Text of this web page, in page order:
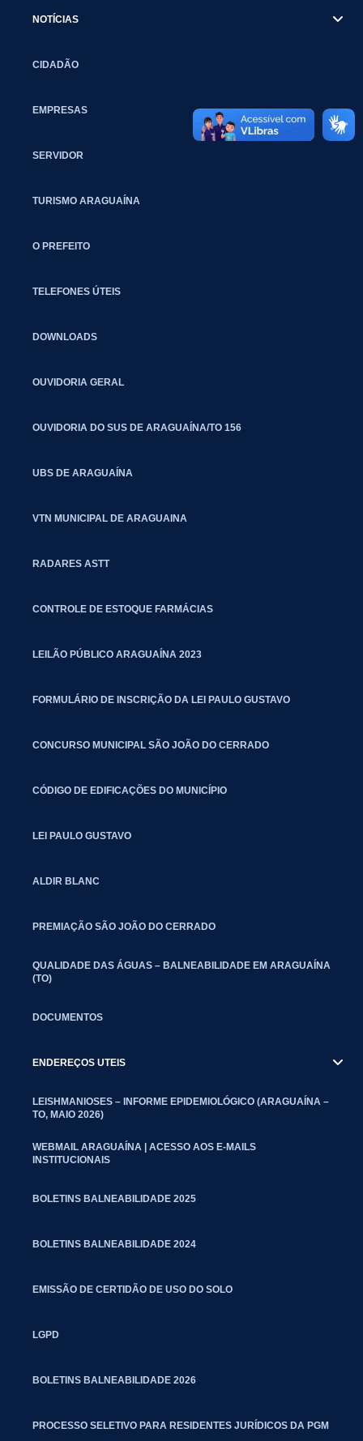
NOTÍCIAS
CIDADÃO
EMPRESAS
SERVIDOR
TURISMO ARAGUAÍNA
O PREFEITO
TELEFONES ÚTEIS
DOWNLOADS
OUVIDORIA GERAL
OUVIDORIA DO SUS DE ARAGUAÍNA/TO 156
UBS DE ARAGUAÍNA
VTN MUNICIPAL DE ARAGUAINA
RADARES ASTT
CONTROLE DE ESTOQUE FARMÁCIAS
LEILÃO PÚBLICO ARAGUAÍNA 2023
FORMULÁRIO DE INSCRIÇÃO DA LEI PAULO GUSTAVO
CONCURSO MUNICIPAL SÃO JOÃO DO CERRADO
CÓDIGO DE EDIFICAÇÕES DO MUNICÍPIO
LEI PAULO GUSTAVO
ALDIR BLANC
PREMIAÇÃO SÃO JOÃO DO CERRADO
QUALIDADE DAS ÁGUAS – BALNEABILIDADE EM ARAGUAÍNA
(TO)
DOCUMENTOS
ENDEREÇOS UTEIS
LEISHMANIOSES – INFORME EPIDEMIOLÓGICO (ARAGUAÍNA –
TO, MAIO 2026)
WEBMAIL ARAGUAÍNA | ACESSO AOS E-MAILS
INSTITUCIONAIS
BOLETINS BALNEABILIDADE 2025
BOLETINS BALNEABILIDADE 2024
EMISSÃO DE CERTIDÃO DE USO DO SOLO
LGPD
BOLETINS BALNEABILIDADE 2026
PROCESSO SELETIVO PARA RESIDENTES JURÍDICOS DA PGM